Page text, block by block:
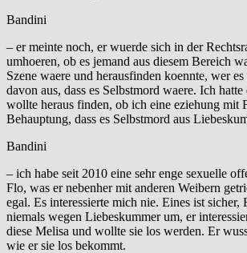
Bandini
– er meinte noch, er wuerde sich in der
umhoeren, ob es jemand aus diesem Bereich
Szene waere und herausfinden koennte, wer
davon aus, dass es Selbstmord waere. Ich
wollte heraus finden, ob ich eine eziehung mit
Behauptung, dass es Selbstmord aus
Bandini
– ich habe seit 2010 eine sehr enge sexuelle
Flo, was er nebenher mit anderen Weibern
egal. Es interessierte mich nie. Eines ist sicher,
niemals wegen Liebeskummer um, er
diese Melisa und wollte sie los werden. Er
wie er sie los bekommt.